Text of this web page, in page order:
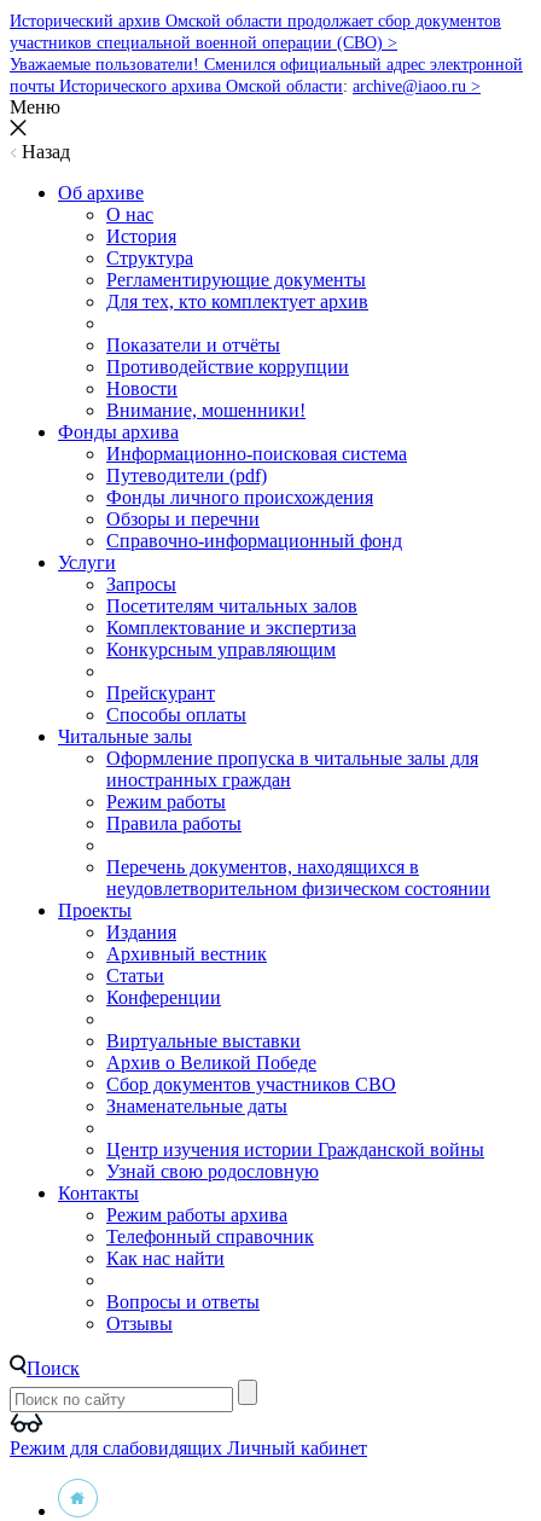
Исторический архив Омской области продолжает сбор документов
участников специальной военной операции (СВО) >
Уважаемые пользователи! Сменился официальный адрес электронной
почты Исторического архива Омской области: archive@iaoo.ru >
Меню
Назад
Об архиве
О нас
История
Структура
Регламентирующие документы
Для тех, кто комплектует архив
Показатели и отчёты
Противодействие коррупции
Новости
Внимание, мошенники!
Фонды архива
Информационно-поисковая система
Путеводители (pdf)
Фонды личного происхождения
Обзоры и перечни
Справочно-информационный фонд
Услуги
Запросы
Посетителям читальных залов
Комплектование и экспертиза
Конкурсным управляющим
Прейскурант
Способы оплаты
Читальные залы
Оформление пропуска в читальные залы для
иностранных граждан
Режим работы
Правила работы
Перечень документов, находящихся в
неудовлетворительном физическом состоянии
Проекты
Издания
Архивный вестник
Статьи
Конференции
Виртуальные выставки
Архив о Великой Победе
Сбор документов участников СВО
Знаменательные даты
Центр изучения истории Гражданской войны
Узнай свою родословную
Контакты
Режим работы архива
Телефонный справочник
Как нас найти
Вопросы и ответы
Отзывы
Поиск
Режим для слабовидящих Личный кабинет